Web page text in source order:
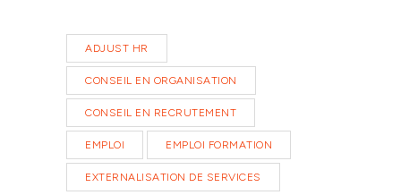
ADJUST HR
CONSEIL EN ORGANISATION
CONSEIL EN RECRUTEMENT
EMPLOI EMPLOI FORMATION
EXTERNALISATION DE SERVICES